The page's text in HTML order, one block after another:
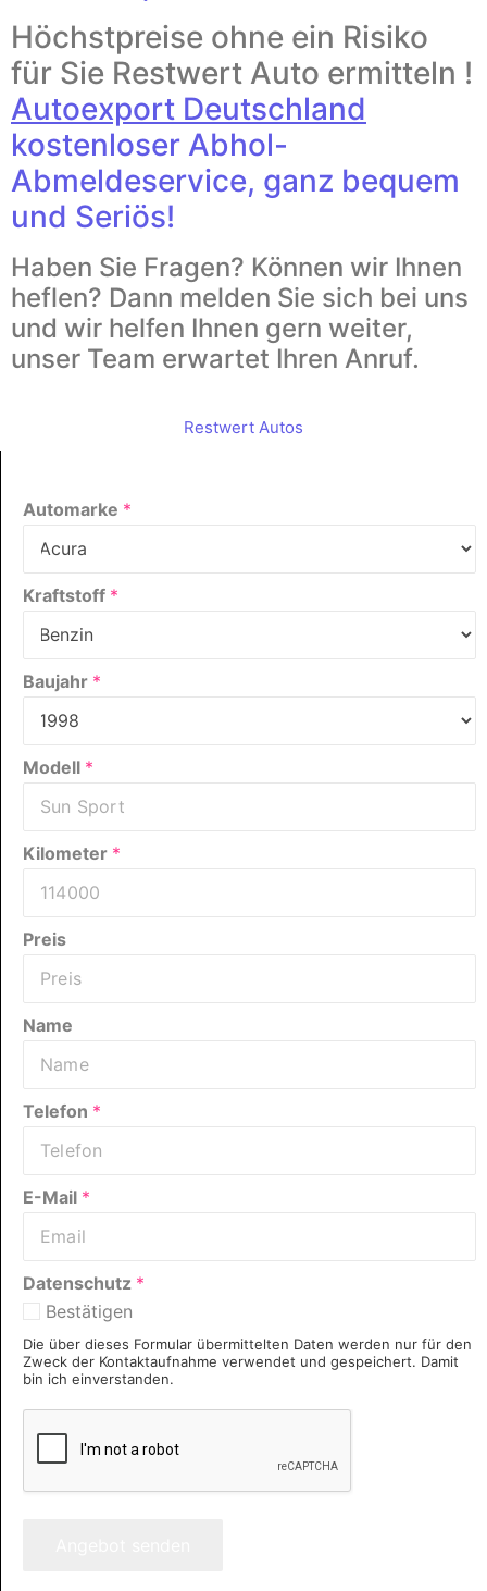
Höchstpreise ohne ein Risiko
für Sie Restwert Auto ermitteln !
Autoexport Deutschland
kostenloser Abhol-
Abmeldeservice, ganz bequem
und Seriös!
Haben Sie Fragen? Können wir Ihnen
heflen? Dann melden Sie sich bei uns
und wir helfen Ihnen gern weiter,
unser Team erwartet Ihren Anruf.
Restwert Autos
Automarke *
Kraftstoff *
Baujahr *
Modell *
Kilometer *
Preis
Name
Telefon *
E-Mail *
Datenschutz *
Bestätigen
Die über dieses Formular übermittelten Daten werden nur für den
Zweck der Kontaktaufnahme verwendet und gespeichert. Damit
bin ich einverstanden.